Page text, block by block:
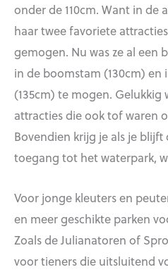
onder de 110cm. Want in de
haar twee favoriete
gemogen. Nu was ze al een
in de boomstam (130cm)
(135cm) te mogen.
attracties die ook tof waren
Bovendien krijg je als je
toegang tot het waterpark,
Voor jonge kleuters en
en meer geschikte parken
Zoals de Julianatoren of
voor tieners die uitsluitend